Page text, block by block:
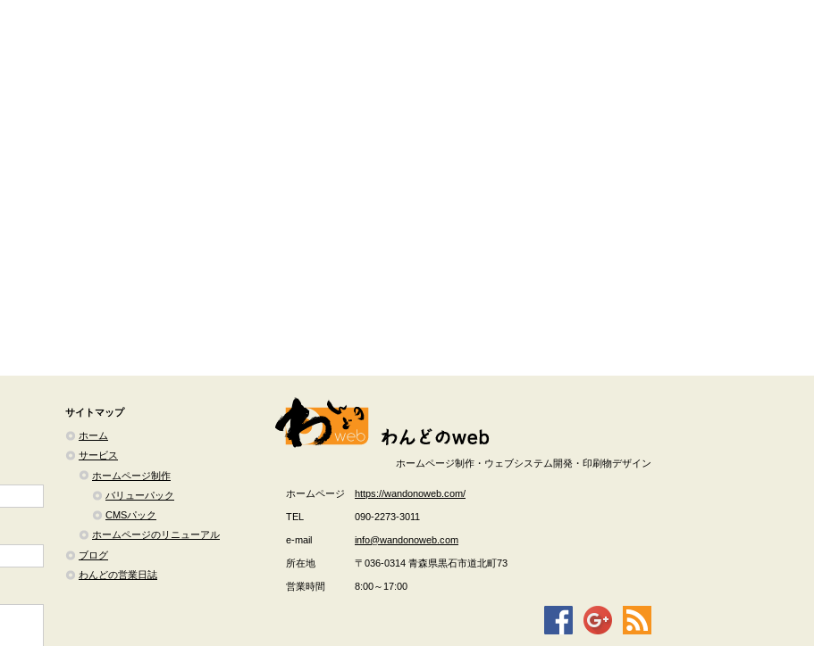
サイトマップ
ホーム
サービス
ホームページ制作
バリューパック
CMSパック
ホームページのリニューアル
ブログ
わんどの営業日誌
ホームページ制作・ウェブシステム開発・印刷物デザイン
ホームページ https://wandonoweb.com/
TEL 090-2273-3011
e-mail info@wandonoweb.com
所在地 〒036-0314 青森県黒石市道北町73
営業時間 8:00～17:00